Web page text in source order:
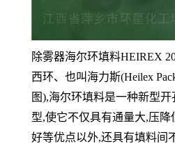
除雾器海尔环填料HEIREX
西环、也叫海力斯(Heilex
图),海尔环填料是一种新型开
型,使它不仅具有通量大,压
好等优点以外,还具有填料间